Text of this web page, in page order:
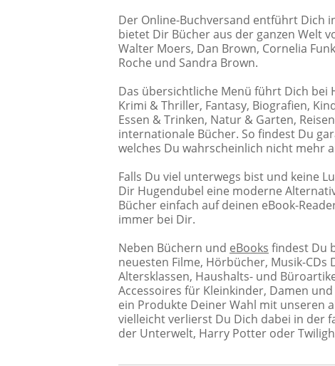
Der Online-Buchversand entführt Dich
bietet Dir Bücher aus der ganzen Welt
Walter Moers, Dan Brown, Cornelia
Roche und Sandra Brown.
Das übersichtliche Menü führt Dich bei
Krimi & Thriller, Fantasy, Biografien,
Essen & Trinken, Natur & Garten,
internationale Bücher. So findest Du
welches Du wahrscheinlich nicht mehr
Falls Du viel unterwegs bist und keine
Dir Hugendubel eine moderne
Bücher einfach auf deinen eBook-
immer bei Dir.
Neben Büchern und eBooks findest Du
neuesten Filme, Hörbücher, Musik-
Altersklassen, Haushalts- und
Accessoires für Kleinkinder, Damen
ein Produkte Deiner Wahl mit unseren
vielleicht verlierst Du Dich dabei in der
der Unterwelt, Harry Potter oder